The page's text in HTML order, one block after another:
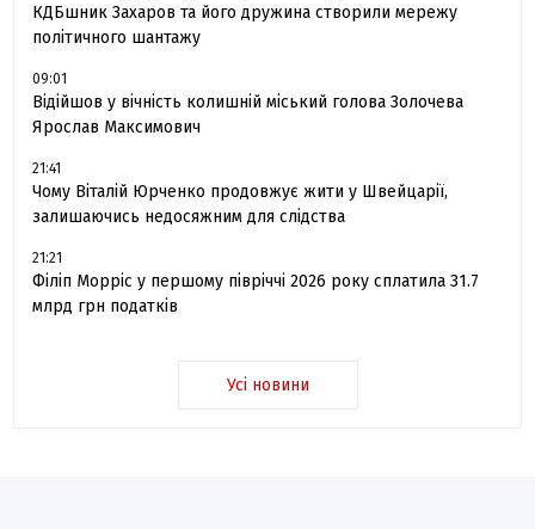
КДБшник Захаров та його дружина створили мережу
політичного шантажу
09:01
Відійшов у вічність колишній міський голова Золочева
Ярослав Максимович
21:41
Чому Віталій Юрченко продовжує жити у Швейцарії,
залишаючись недосяжним для слідства
21:21
Філіп Морріс у першому півріччі 2026 року сплатила 31.7
млрд грн податків
Усі новини